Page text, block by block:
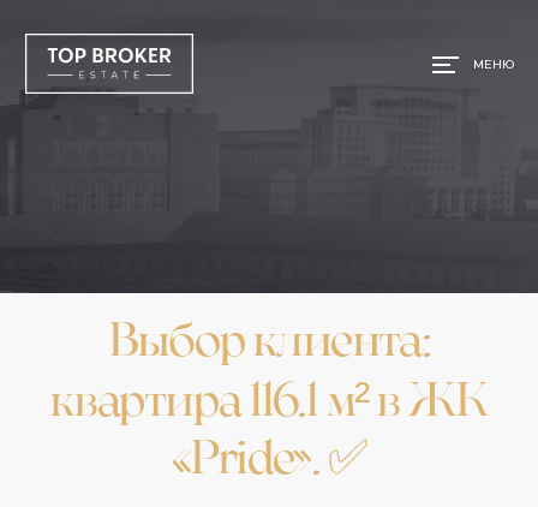
МЕНЮ
Выбор клиента:
квартира 116.1 м² в ЖК
«Pride». ✅